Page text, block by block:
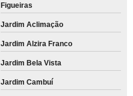
Figueiras
Jardim Aclimação
Jardim Alzira Franco
Jardim Bela Vista
Jardim Cambuí